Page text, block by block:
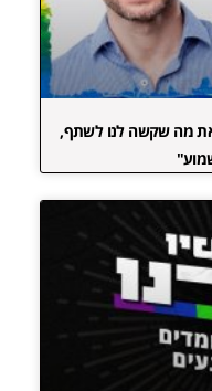
את מה שקשה לנו לשתף,